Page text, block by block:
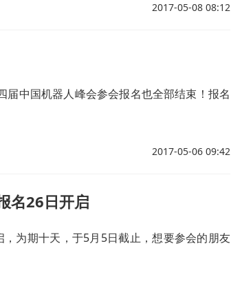
2017-05-08 08:12
届中国机器人峰会参会报名也全部结束！报名
2017-05-06 09:42
名26日开启
为期十天，于5月5日截止，想要参会的朋友